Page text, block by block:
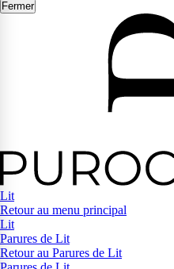
Fermer
Lit
Retour au menu principal
Lit
Parures de Lit
Retour au Parures de Lit